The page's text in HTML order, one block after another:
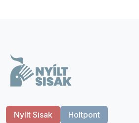
Nyílt Sisak Holtpont